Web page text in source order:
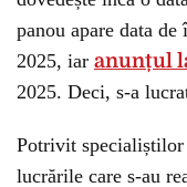
panou apare data
2025, iar anunțul
2025. Deci, s-a
Potrivit
lucrările care s-au